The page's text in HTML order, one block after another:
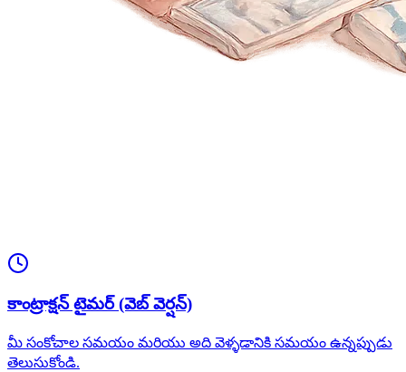
కాంట్రాక్షన్ టైమర్ (వెబ్ వెర్షన్)
మీ సంకోచాల సమయం మరియు అది వెళ్ళడానికి సమయం ఉన్నప్పుడు
తెలుసుకోండి.